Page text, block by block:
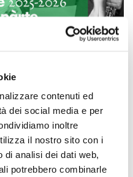
contenuti ed
dei social media e per
inoltre
il nostro sito con i
di analisi dei dati web,
potrebbero combinarle
più